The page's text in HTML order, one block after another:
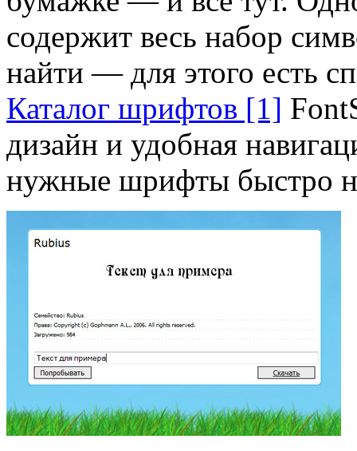
содержит весь набор
найти — для этого есть
Каталог шрифтов [1]
дизайн и удобная
нужные шрифты быстро